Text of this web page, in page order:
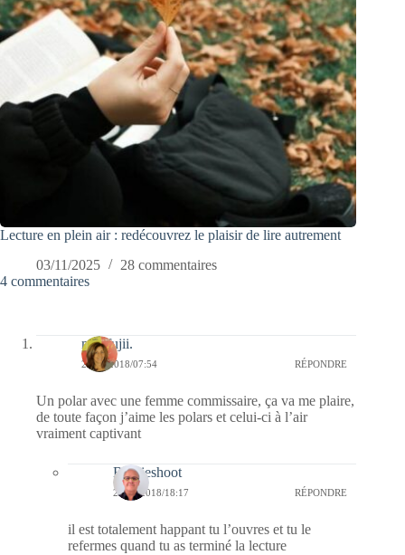
Lecture en plein air : redécouvrez le plaisir de lire autrement
03/11/2025
28 commentaires
4 commentaires
missfujii.
23/03/2018/07:54 RÉPONDRE
Un polar avec une femme commissaire, ça va me plaire,
de toute façon j’aime les polars et celui-ci à l’air
vraiment captivant
Bernieshoot
23/03/2018/18:17 RÉPONDRE
il est totalement happant tu l’ouvres et tu le
refermes quand tu as terminé la lecture